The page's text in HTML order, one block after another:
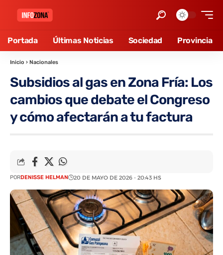
Portada Últimas Noticias Sociedad Provincia
Inicio › Nacionales
Subsidios al gas en Zona Fría: Los
cambios que debate el Congreso
y cómo afectarán a tu factura
PORDENISSE HELMAN 20 DE MAYO DE 2026 - 20:43 HS